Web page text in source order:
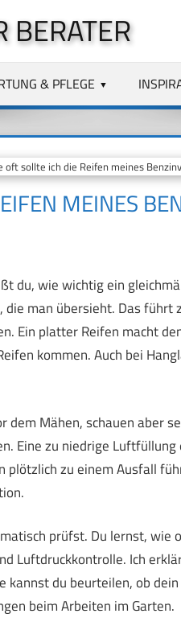
BERATER
& PFLEGE
oft sollte ich die Reifen meines
MEINES
du, wie wichtig ein
man übersieht. Das führt
Ein platter Reifen macht
kommen. Auch bei
Mähen, schauen aber
Eine zu niedrige
plötzlich zu einem Ausfall
prüfst. Du lernst,
Luftdruckkontrolle. Ich
kannst du beurteilen, ob
beim Arbeiten im Garten.